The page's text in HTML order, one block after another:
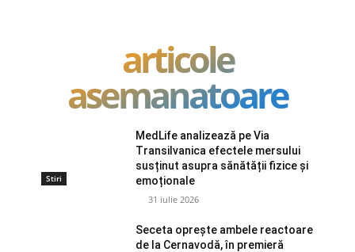
articole
asemanatoare
Stiri
MedLife analizează pe Via
Transilvanica efectele mersului
susținut asupra sănătății fizice și
emoționale
31 iulie 2026
Seceta oprește ambele reactoare
de la Cernavodă, în premieră